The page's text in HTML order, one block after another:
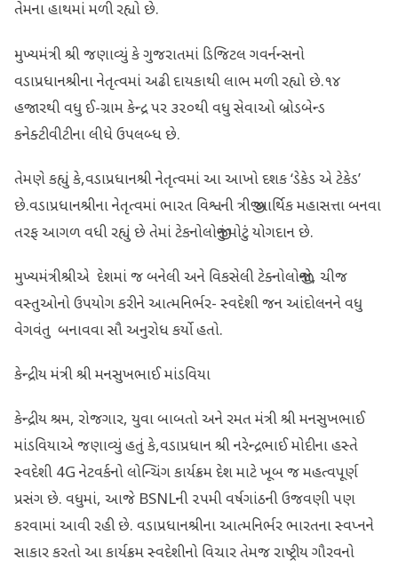
તેમના હાથમાં મળી રહ્યો છે.
મુખ્યમંત્રી શ્રી જણાવ્યું કે ગુજરાતમાં ડિજિટલ ગવર્નન્સનો
વડાપ્રધાનશ્રીના નેતૃત્વમાં અઢી દાયકાથી લાભ મળી રહ્યો છે.૧૪
હજારથી વધુ ઈ-ગ્રામ કેન્દ્ર પર ૩૨૦થી વધુ સેવાઓ બ્રોડબેન્ડ
કનેક્ટીવીટીના લીધે ઉપલબ્ધ છે.
તેમણે કહ્યું કે,વડાપ્રધાનશ્રી નેતૃત્વમાં આ આખો દશક ‘ડેકેડ એ ટેકેડ’
છે.વડાપ્રધાનશ્રીના નેતૃત્વમાં ભારત વિશ્વની ત્રીજી આર્થિક મહાસત્તા બનવા
તરફ આગળ વધી રહ્યું છે તેમાં ટેકનોલોજીનું મોટું યોગદાન છે.
મુખ્યમંત્રીશ્રીએ દેશમાં જ બનેલી અને વિકસેલી ટેક્નોલોજીનો, ચીજ
વસ્તુઓનો ઉપયોગ કરીને આત્મનિર્ભર- સ્વદેશી જન આંદોલનને વધુ
વેગવંતુ બનાવવા સૌ અનુરોધ કર્યો હતો.
કેન્દ્રીય મંત્રી શ્રી મનસુખભાઈ માંડવિયા
કેન્દ્રીય શ્રમ, રોજગાર, યુવા બાબતો અને રમત મંત્રી શ્રી મનસુખભાઈ
માંડવિયાએ જણાવ્યું હતું કે,વડાપ્રધાન શ્રી નરેન્દ્રભાઈ મોદીના હસ્તે
સ્વદેશી 4G નેટવર્કનો લોન્ચિંગ કાર્યક્રમ દેશ માટે ખૂબ જ મહત્વપૂર્ણ
પ્રસંગ છે. વધુમાં, આજે BSNLની ૨૫મી વર્ષગાંઠની ઉજવણી પણ
કરવામાં આવી રહી છે. વડાપ્રધાનશ્રીના આત્મનિર્ભર ભારતના સ્વપ્નને
સાકાર કરતો આ કાર્યક્રમ સ્વદેશીનો વિચાર તેમજ રાષ્ટ્રીય ગૌરવનો